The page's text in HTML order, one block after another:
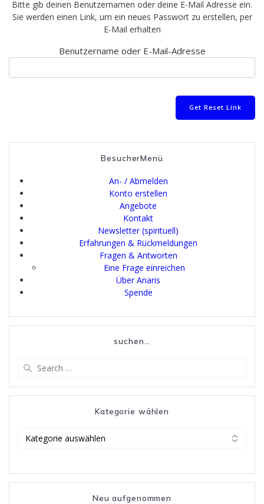
Bitte gib deinen Benutzernamen oder deine E-Mail Adresse ein.
Sie werden einen Link, um ein neues Passwort zu erstellen, per
E-Mail erhalten
Benutzername oder E-Mail-Adresse
BesucherMenü
An- / Abmelden
Konto erstellen
Angebote
Kontakt
Newsletter (spirituell)
Erfahrungen & Rückmeldungen
Fragen & Antworten
Eine Frage einreichen
Über Anaris
Spende
suchen…
Kategorie wählen
Neu aufgenommen